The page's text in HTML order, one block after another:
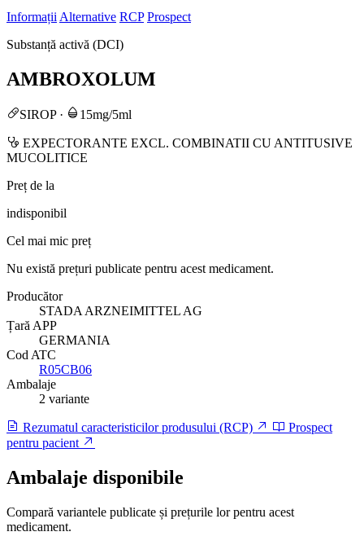
Informații Alternative RCP Prospect
Substanță activă (DCI)
AMBROXOLUM
SIROP · 15mg/5ml
EXPECTORANTE EXCL. COMBINATII CU ANTITUSIVE
MUCOLITICE
Preț de la
indisponibil
Cel mai mic preț
Nu există prețuri publicate pentru acest medicament.
Producător
STADA ARZNEIMITTEL AG
Țară APP
GERMANIA
Cod ATC
R05CB06
Ambalaje
2 variante
Rezumatul caracteristicilor produsului (RCP)
Prospect
pentru pacient
Ambalaje disponibile
Compară variantele publicate și prețurile lor pentru acest
medicament.